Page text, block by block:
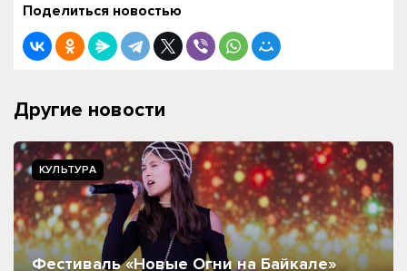
Поделиться новостью
Другие новости
КУЛЬТУРА
Фестиваль «Новые Огни на Байкале»